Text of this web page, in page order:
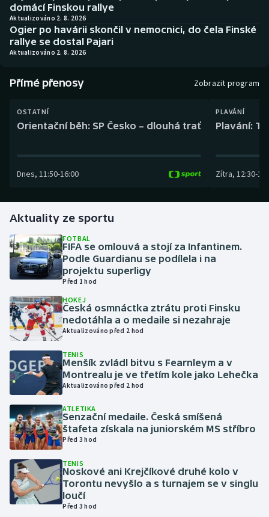
Biatlon
Boby a skeleton
Box
Curling
Golf
Gymnastika
Házená
Jezdectví
Judo
Krasobruslení
Lezení
Lyže a snowboard
Moderní pětiboj
Motorsport
Olympijské hry
Aplikace ČT sport
AZ kvíz
domácí Finskou rallye
Aktualizováno 2. 8. 2026
Ogier po havárii skončil v nemocnici, do čela Finské
rallye se dostal Pajari
Aktualizováno 2. 8. 2026
Přímé přenosy Zobrazit program
OSTATNÍ
Orientační běh: SP Česko – dlouhá trať
Dnes, 11:50-16:00
PLAVÁNÍ
Plavání:
Zítra, 12:30-
Aktuality ze sportu
FOTBAL
FIFA se omlouvá a stojí za Infantinem.
Podle Guardianu se podílela i na
projektu superligy
Před 1 hod
HOKEJ
Česká osmnáctka ztrátu proti Finsku
nedotáhla a o medaile si nezahraje
Aktualizováno před 2 hod
TENIS
Menšík zvládl bitvu s Fearnleym a v
Montrealu je ve třetím kole jako Lehečka
Aktualizováno před 2 hod
ATLETIKA
Senzační medaile. Česká smíšená
štafeta získala na juniorském MS stříbro
Před 3 hod
TENIS
Noskové ani Krejčíkové druhé kolo v
Torontu nevyšlo a s turnajem se v singlu
loučí
Před 3 hod